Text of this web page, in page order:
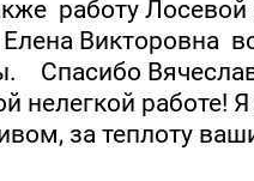
работу
Викторовна
Спасибо
нелегкой работе!
за теплоту